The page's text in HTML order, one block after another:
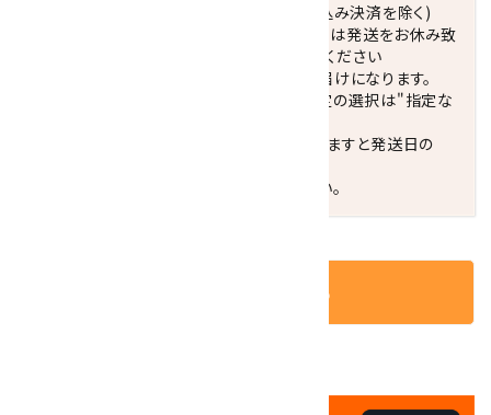
正午までのご注文で当日発送致します。(振込み決済を除く)
休業日(水曜日、第1．3木曜日)と臨時休業日は発送をお休み致
します。 営業日カレンダー(左下段)をご確認ください
配達ご希望日がない場合は、最短日でのお届けになります。
※最短でのお届けをご希望の場合、時間指定の選択は"指定な
お届けの地域によっては、時間帯を指定されますと発送日の
ご不明な点はお気軽にお問い合わせください。
カートに入れる